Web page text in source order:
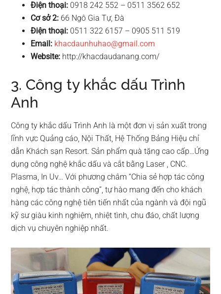
Điện thoại: 0918 242 552 – 0511 3562 652
Cơ sở 2: 66 Ngô Gia Tự, Đà
Điện thoại: 0511 322 6157 – 0905 511 519
Email: khacdaunhuhao@gmail.com
Website: http://khacdaudanang.com/
3. Công ty khắc dấu Trình
Anh
Công ty khắc dấu Trình Anh là một đơn vị sản xuất trong
lĩnh vực Quảng cáo, Nội Thất, Hệ Thống Bảng Hiệu chỉ
dẫn Khách sạn Resort. Sản phẩm quà tặng cao cấp…Ứng
dụng công nghệ khắc dấu và cắt bằng Laser , CNC.
Plasma, In Uv… Với phương châm “Chia sẻ hợp tác công
nghệ, hợp tác thành công”, tự hào mang đến cho khách
hàng các công nghệ tiên tiến nhất của ngành và đội ngũ
kỹ sư giàu kinh nghiệm, nhiệt tình, chu đáo, chất lượng
dịch vụ chuyên nghiệp nhất.